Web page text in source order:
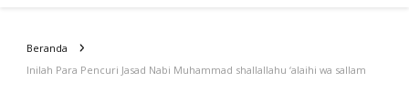
Beranda
Inilah Para Pencuri Jasad Nabi Muhammad shallallahu ‘alaihi wa sallam